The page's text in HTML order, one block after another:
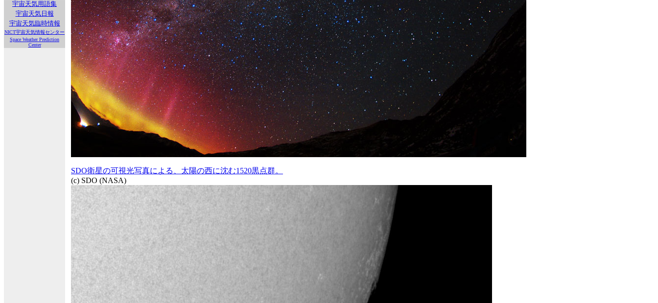
宇宙天気用語集
宇宙天気日報
宇宙天気臨時情報
NICT宇宙天気情報センター
Space Weather Prediction
Center
SDO衛星の可視光写真による、太陽の西に沈む1520黒点群。
(c) SDO (NASA)